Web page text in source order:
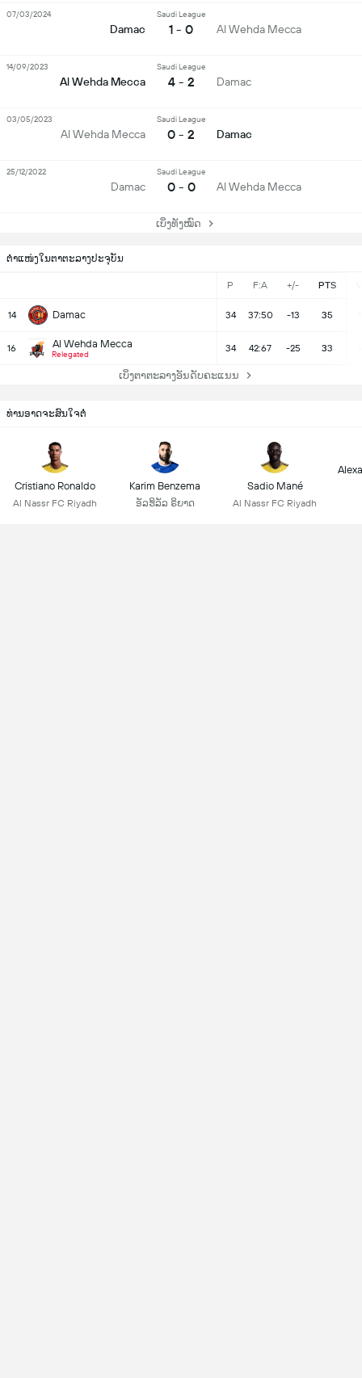
ຕຳແໜ່ງໃນຕາຕະລາງປະຈຸບັນ
P F:A +/- PTS
14 Damac 34 37:50 -13 35
16 Al Wehda Mecca
Relegated
34 42:67 -25 33
ເບິ່ງຕາຕະລາງອັນດັບຄະແນນ
Damac
Saudi League
1 - 0 Al Wehda Mecca
07/03/2024
Al Wehda Mecca
Saudi League
4 - 2 Damac
14/09/2023
Al Wehda Mecca
Saudi League
0 - 2 Damac
03/05/2023
Damac
Saudi League
0 - 0 Al Wehda Mecca
25/12/2022
ເບິ່ງທັງໝົດ
ທ່ານອາດຈະສົນໃຈຕໍ່
Cristiano Ronaldo
Al Nassr FC Riyadh
Karim Benzema
ອັລຮິລັລ ຣິຍາດ
Sadio Mané
Al Nassr FC Riyadh